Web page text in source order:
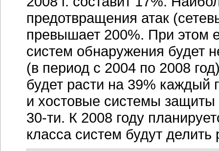
предотвращения атак
превышает 200%. При этом
систем обнаружения будет
(в период с 2004 по 2008
будет расти на 39% каждый
и хостовые системы защиты
30-ти. К 2008 году
класса систем будут делить